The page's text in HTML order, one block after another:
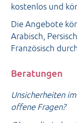
kostenlos und
Die Angebote
Arabisch,
Französisch
Beratungen
Unsicherheiten
offene Fragen?